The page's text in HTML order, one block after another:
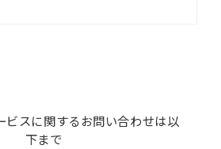
ビスに関するお問い合わせは以
下まで